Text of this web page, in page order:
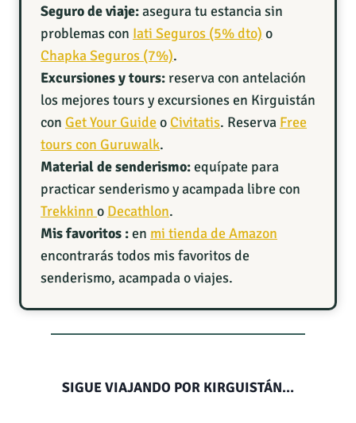
Seguro de viaje:asegura tu estancia sin
problemas con Iati Seguros (5% dto) o
Chapka Seguros (7%).
Excursiones y tours: reserva con antelación
los mejores tours y excursiones en Kirguistán
con Get Your Guide o Civitatis. Reserva Free
tours con Guruwalk.
Material de senderismo:equípate para
practicar senderismo y acampada libre con
Trekkinn o Decathlon.
Mis favoritos :en mi tienda de Amazon
encontrarás todos mis favoritos de
senderismo, acampada o viajes.
SIGUE VIAJANDO POR KIRGUISTÁN…